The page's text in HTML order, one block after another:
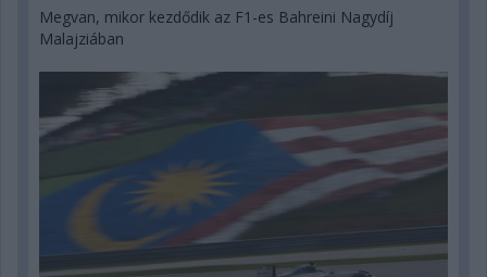
Megvan, mikor kezdődik az F1-es Bahreini Nagydíj
Malajziában